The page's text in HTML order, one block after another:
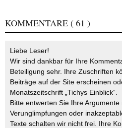
KOMMENTARE ( 61 )
Liebe Leser!
Wir sind dankbar für Ihre
Beteiligung sehr. Ihre Zuschriften
Beiträge auf der Site erscheinen
Monatszeitschrift „Tichys Einblick“.
Bitte entwerten Sie Ihre
Verunglimpfungen oder
Texte schalten wir nicht frei. Ihre